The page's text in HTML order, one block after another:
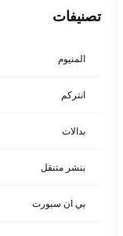
تصنيفات
المنيوم
انتركم
بدالات
بنشر متنقل
بي ان سبورت